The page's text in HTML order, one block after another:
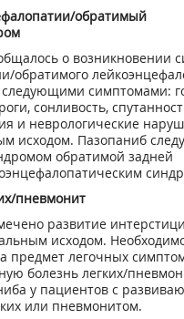
обратимый
о возникновении
обратимого
симптомами:
сонливость,
и неврологические
исходом. Пазопаниб
обратимой задней
пневмонит
развитие
исходом.
предмет легочных
болезнь легких/
у пациентов с
или пневмонитом.